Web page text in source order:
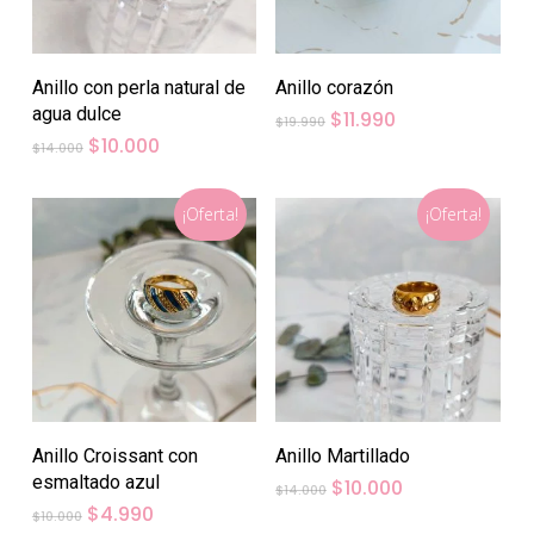
Anillo con perla natural de
agua dulce
$14.000 El
era:
$14.000.
$10.000El
actual
es:
$10.000.
Anillo corazón
$19.990 El
$19.990.
$11.990
$11.990.
¡Oferta!
Anillo Croissant con
esmaltado azul
$10.000 El
$4.990El
¡Oferta!
Anillo Martillado
$14.000 El
$10.000